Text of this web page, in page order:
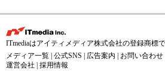
ITmediaはアイティメディア株式会社の登録商標で
メディア一覧 公式SNS 広告案内 お問い合わせ
運営会社
採用情報